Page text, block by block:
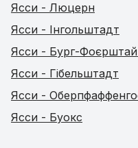
Ясси - Люцерн
Ясси - Інгольштадт
Ясси - Бург-
Ясси - Гібельштадт
Ясси -
Ясси - Буокс